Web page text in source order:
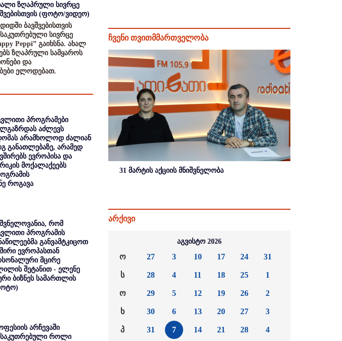
ზღაპრული სივრცე
(ფოტო/ვიდეო)
ბავშვებისთვის
სივრცე
Peppi” გაიხსნა. ახალ
ზღაპრული სამყაროს
და
ელოდებათ.
პროგრამები
აძლევს
არამხოლოდ ძალიან
განათლებაზე, არამედ
ევროპისა და
მოქალაქეებს
როგავა
რომ
პროგრამის
განვამტკიცოთ
ევროპასთან
მცირე
შეტანით - ელენე
ბიზნეს სამართლის
არჩევაში
როლი
ჩვენი თვითმმართველობა
31 მარტის აქციის მნიშვნელობა
არქივი
აგვისტო 2026
ო
ს
ო
ხ
პ
27
28
29
30
31
3
4
5
6
7
10
11
12
13
14
17
18
19
20
21
24
25
26
27
28
31
1
2
3
4